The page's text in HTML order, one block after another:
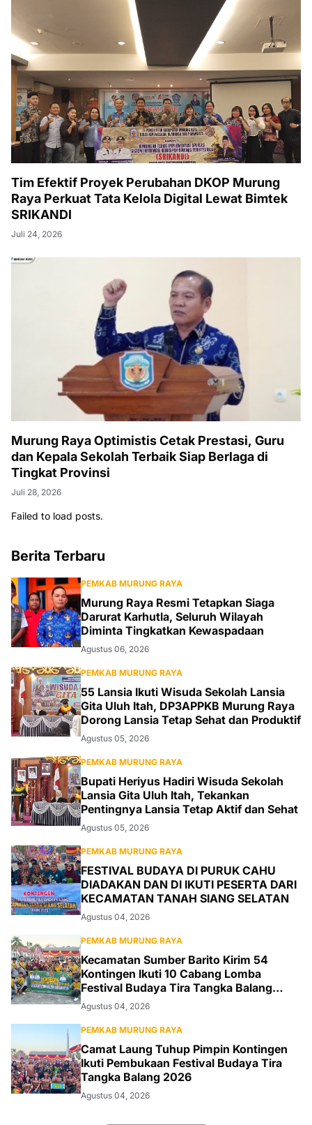
Tim Efektif Proyek Perubahan DKOP Murung
Raya Perkuat Tata Kelola Digital Lewat Bimtek
SRIKANDI
Juli 24, 2026
Murung Raya Optimistis Cetak Prestasi, Guru
dan Kepala Sekolah Terbaik Siap Berlaga di
Tingkat Provinsi
Juli 28, 2026
Failed to load posts.
Berita Terbaru
PEMKAB MURUNG RAYA
Murung Raya Resmi Tetapkan Siaga
Darurat Karhutla, Seluruh Wilayah
Diminta Tingkatkan Kewaspadaan
Agustus 06, 2026
PEMKAB MURUNG RAYA
55 Lansia Ikuti Wisuda Sekolah Lansia
Gita Uluh Itah, DP3APPKB Murung Raya
Dorong Lansia Tetap Sehat dan Produktif
Agustus 05, 2026
PEMKAB MURUNG RAYA
Bupati Heriyus Hadiri Wisuda Sekolah
Lansia Gita Uluh Itah, Tekankan
Pentingnya Lansia Tetap Aktif dan Sehat
Agustus 05, 2026
PEMKAB MURUNG RAYA
FESTIVAL BUDAYA DI PURUK CAHU
DIADAKAN DAN DI IKUTI PESERTA DARI
KECAMATAN TANAH SIANG SELATAN
Agustus 04, 2026
PEMKAB MURUNG RAYA
Kecamatan Sumber Barito Kirim 54
Kontingen Ikuti 10 Cabang Lomba
Festival Budaya Tira Tangka Balang
2026
Agustus 04, 2026
PEMKAB MURUNG RAYA
Camat Laung Tuhup Pimpin Kontingen
Ikuti Pembukaan Festival Budaya Tira
Tangka Balang 2026
Agustus 04, 2026